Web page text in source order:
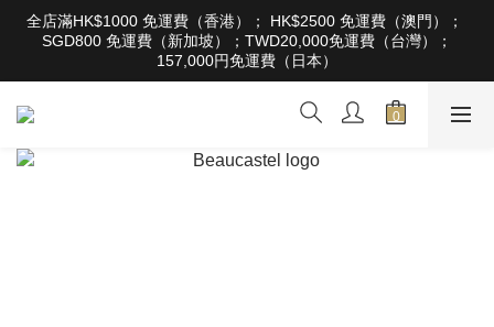
根據香港法律，不得在業務過程中，向未成年人售賣或供應令人醺
醉的酒類。Under the law of Hong Kong, intoxicating liquor must
not be sold or supplied to a minor in the course of business
全店滿HK$1000 免運費（香港）； HK$2500 免運費（澳門）；
SGD800 免運費（新加坡）；TWD20,000免運費（台灣）；
157,000円免運費（日本）
根據香港法律，不得在業務過程中，向未成年人售賣或供應令人醺
醉的酒類。Under the law of Hong Kong, intoxicating liquor must